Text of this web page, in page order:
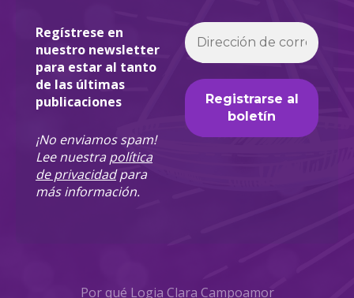
Regístrese en
nuestro newsletter
para estar al tanto
de las últimas
publicaciones
¡No enviamos spam!
Lee nuestrapolítica
de privacidadpara
más información.
Por qué Logia Clara Campoamor